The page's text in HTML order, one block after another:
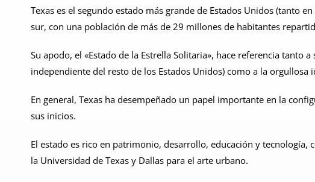
Texas es el segundo estado más grande de Estados Unidos (tanto
sur, con una población de más de 29 millones de habitantes
Su apodo, el «Estado de la Estrella Solitaria», hace referencia
independiente del resto de los Estados Unidos) como a la
En general, Texas ha desempeñado un papel importante en la
sus inicios.
El estado es rico en patrimonio, desarrollo, educación y
la Universidad de Texas y Dallas para el arte urbano.